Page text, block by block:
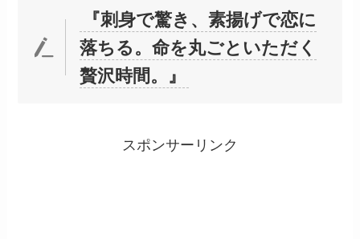
『刺身で驚き、素揚げで恋に
落ちる。命を丸ごといただく
贅沢時間。』
スポンサーリンク